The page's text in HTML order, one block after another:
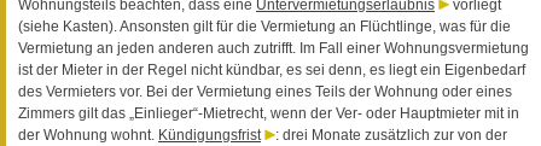
Wohnungsteils beachten, dass eine Untervermietungserlaubnis
vorliegt
(siehe Kasten). Ansonsten gilt für die Vermietung an Flüchtlinge, was für die
Vermietung an jeden anderen auch zutrifft. Im Fall einer Wohnungsvermietung
ist der Mieter in der Regel nicht kündbar, es sei denn, es liegt ein Eigenbedarf
des Vermieters vor. Bei der Vermietung eines Teils der Wohnung oder eines
Zimmers gilt das „Einlieger“-Mietrecht, wenn der Ver- oder Hauptmieter mit in
der Wohnung wohnt. Kündigungsfrist
: drei Monate zusätzlich zur von der